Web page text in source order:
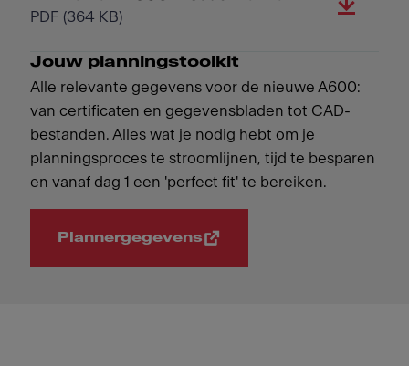
PDF (364 KB)
Jouw planningstoolkit
Alle relevante gegevens voor de nieuwe A600:
van certificaten en gegevensbladen tot CAD-
bestanden. Alles wat je nodig hebt om je
planningsproces te stroomlijnen, tijd te besparen
en vanaf dag 1 een 'perfect fit' te bereiken.
Plannergegevens